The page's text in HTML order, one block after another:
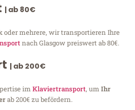
| ab 80€
oder mehrere, wir transportieren Ihre
nach Glasgow preiswert ab 80€.
| ab 200€
im Klaviertransport, um Ihr
ab 200€ zu befördern.